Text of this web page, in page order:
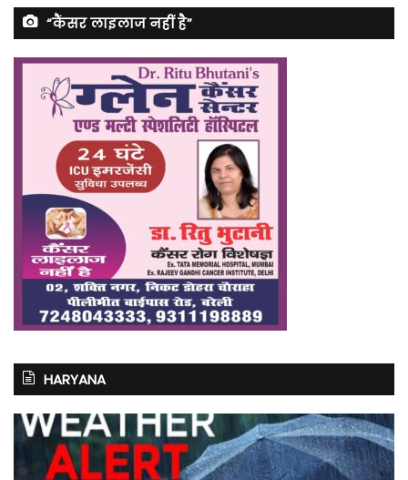
“कैंसर लाइलाज नहीं है”
HARYANA